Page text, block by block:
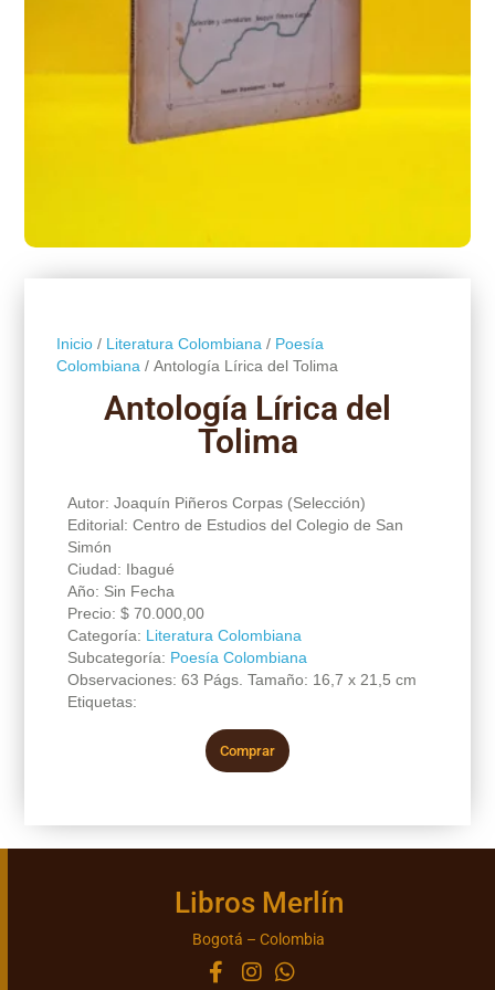
Inicio/ Literatura Colombiana / Poesía
Colombiana / Antología Lírica del Tolima
Antología Lírica del
Tolima
Autor: Joaquín Piñeros Corpas (Selección)
Editorial: Centro de Estudios del Colegio de San
Simón
Ciudad: Ibagué
Año: Sin Fecha
Precio: $70.000,00
Categoría: Literatura Colombiana
Subcategoría: Poesía Colombiana
Observaciones: 63 Págs. Tamaño: 16,7 x 21,5 cm
Etiquetas:
Comprar
Libros Merlín
Bogotá – Colombia